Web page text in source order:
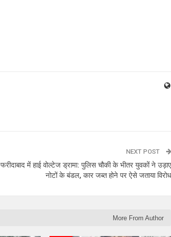
NEXT POST
फरीदाबाद में हाई वोल्टेज ड्रामा: पुलिस चौकी के भीतर युवकों ने उड़ाए
नोटों के बंडल, कार जब्त होने पर ऐसे जताया विरोध
More From Author